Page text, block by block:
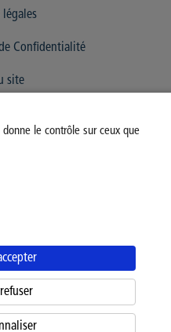
le contrôle sur ceux que
refuser
légales
Confidentialité
site
PROPOSÉ PAR LA